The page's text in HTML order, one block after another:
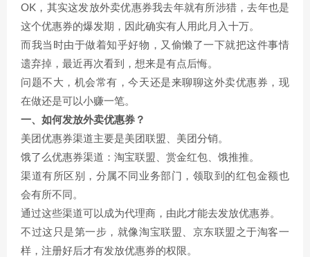
OK，其实这发放外卖优惠券我去年就有所涉猎，去年也是
这个优惠券的爆发期，因此确实有人用此月入十万。
而我当时由于做着知乎好物，又偷懒了一下就把这件事情
遗弃掉，最近再次看到，想来是有点后悔。
问题不大，机会常有，今天还是来聊聊这外卖优惠券，现
在做还是可以小赚一笔。
一、如何发放外卖优惠券？
美团优惠券渠道主要是美团联盟、美团分销。
饿了么优惠券渠道：淘宝联盟、赏金红包、饿推推。
渠道有所区别，分属不同业务部门，领取到的红包金额也
会有所不同。
通过这些渠道可以成为代理商，由此才能去发放优惠券。
不过这只是第一步，就像淘宝联盟、京东联盟之于淘客一
样，注册好后才有发放优惠券的权限。